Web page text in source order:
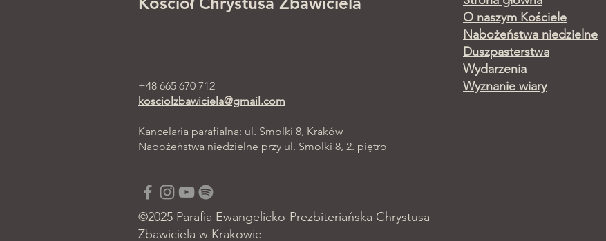
+48 665 670 712
kosciolzbawiciela@gmail.com
Kancelaria parafialna: ul. Smolki 8, Kraków
Nabożeństwa niedzielne przy ul. Smolki 8, 2. piętro
O naszym Kościele
Nabożeństwa niedzielne
Duszpasterstwa
Wydarzenia
Wyznanie wiary
©2025 Parafia Ewangelicko-Prezbiteriańska Chrystusa
Zbawiciela w Krakowie